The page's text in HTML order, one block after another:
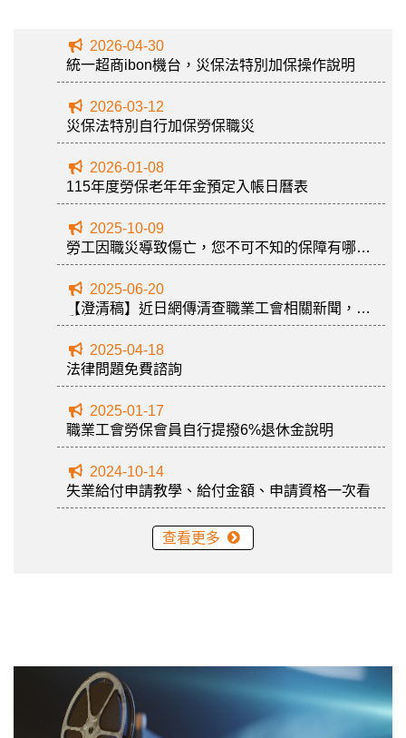
2026-04-30
統一超商ibon機台，災保法特別加保操作說明
2026-03-12
災保法特別自行加保勞保職災
2026-01-08
115年度勞保老年年金預定入帳日曆表
2025-10-09
勞工因職災導致傷亡，您不可不知的保障有哪
些？
2025-06-20
【澄清稿】近日網傳清查職業工會相關新聞，勞
動部說明如下
2025-04-18
法律問題免費諮詢
2025-01-17
職業工會勞保會員自行提撥6%退休金說明
2024-10-14
失業給付申請教學、給付金額、申請資格一次看
查看更多